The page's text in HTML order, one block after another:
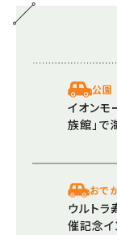
公園
イオンモ
族館」で
おで
ウルトラ
催記念イ